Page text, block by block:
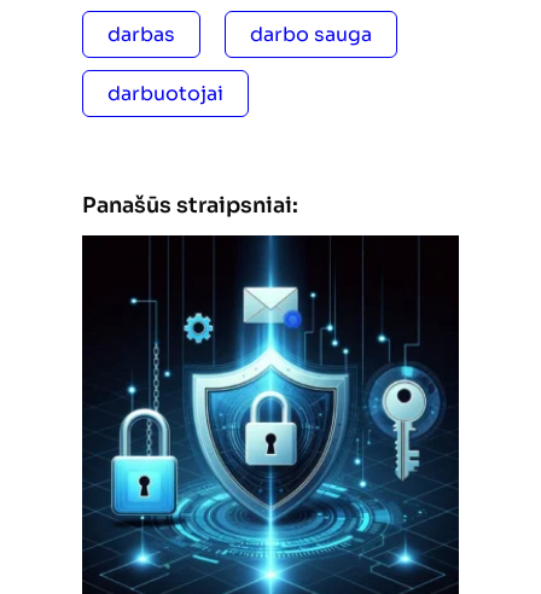
darbas darbo sauga
darbuotojai
Panašūs straipsniai: